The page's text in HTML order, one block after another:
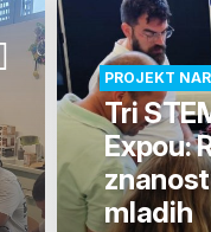
PROJEKT
Tri
Expou:
mladih